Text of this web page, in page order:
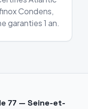
Condens,
garanties 1 an.
77 — Seine-et-